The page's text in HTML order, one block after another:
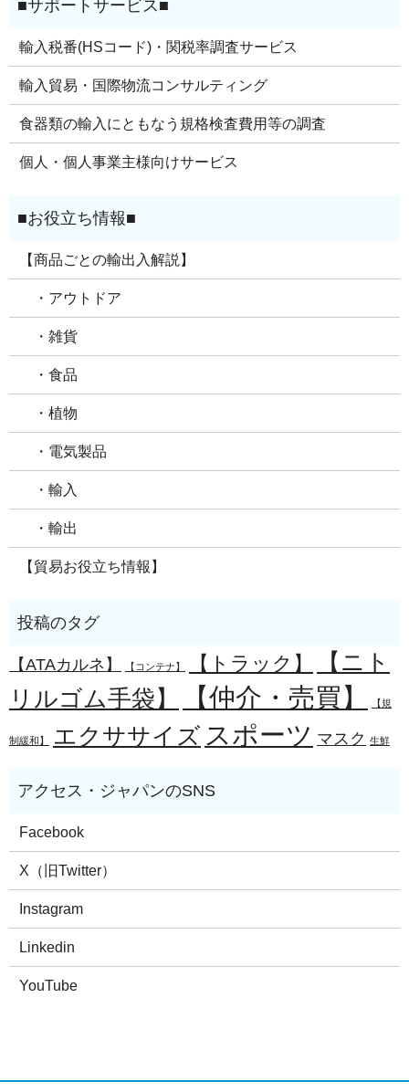
輸入税番(HSコード)・関税率調査サービス
輸入貿易・国際物流コンサルティング
食器類の輸入にともなう規格検査費用等の調査
個人・個人事業主様向けサービス
【商品ごとの輸出入解説】
・アウトドア
・雑貨
・食品
・植物
・電気製品
・輸入
・輸出
【貿易お役立ち情報】
【ATAカルネ】 【コンテナ】 【トラック】
【ニト
リルゴム手袋】
【仲介・売買】 【規
制緩和】 エクササイズ スポーツ マスク 生鮮
Facebook
X（旧Twitter）
Instagram
Linkedin
YouTube